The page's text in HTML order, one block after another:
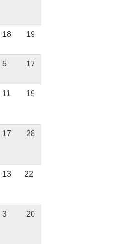
18 19
5 17
11 19
17 28
13 22
3 20